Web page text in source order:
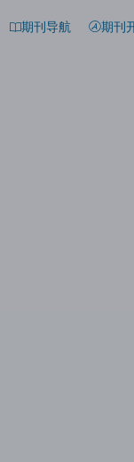
期刊导航 期刊